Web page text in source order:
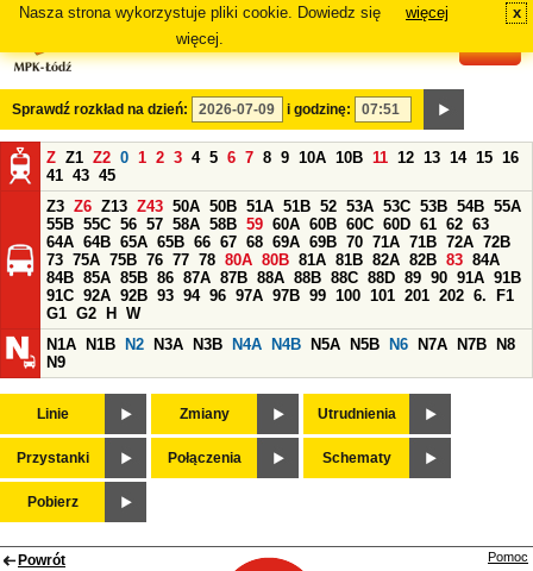
Nasza strona wykorzystuje pliki cookie. Dowiedz się
więcej.
więcej x
Sprawdź rozkład na dzień: i godzinę:
Z Z1 Z2 0 1 2 3 4 5 6 7 8 9 10A 10B 11 12 13 14 15 16
41 43 45
Z3 Z6 Z13 Z43 50A 50B 51A 51B 52 53A 53C 53B 54B 55A
55B 55C 56 57 58A 58B 59 60A 60B 60C 60D 61 62 63
64A 64B 65A 65B 66 67 68 69A 69B 70 71A 71B 72A 72B
73 75A 75B 76 77 78 80A 80B 81A 81B 82A 82B 83 84A
84B 85A 85B 86 87A 87B 88A 88B 88C 88D 89 90 91A 91B
91C 92A 92B 93 94 96 97A 97B 99 100 101 201 202 6.
F1
G1 G2 H
W
N1A
N1B N2 N3A N3B N4A N4B N5A N5B N6 N7A N7B
N8
N9
Linie Zmiany Utrudnienia
Przystanki Połączenia Schematy
Pobierz
Powrót Pomoc